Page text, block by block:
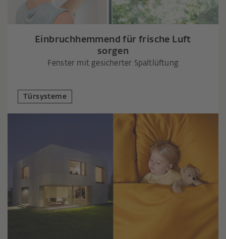
Einbruchhemmend für frische Luft
sorgen
Fenster mit gesicherter Spaltlüftung
Türsysteme